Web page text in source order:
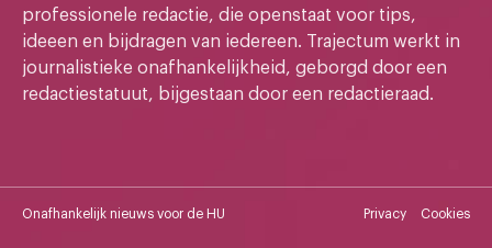
professionele redactie, die openstaat voor tips,
ideeen en bijdragen van iedereen. Trajectum werkt in
journalistieke onafhankelijkheid, geborgd door een
redactiestatuut, bijgestaan door een redactieraad.
Onafhankelijk nieuws voor de HU Privacy Cookies